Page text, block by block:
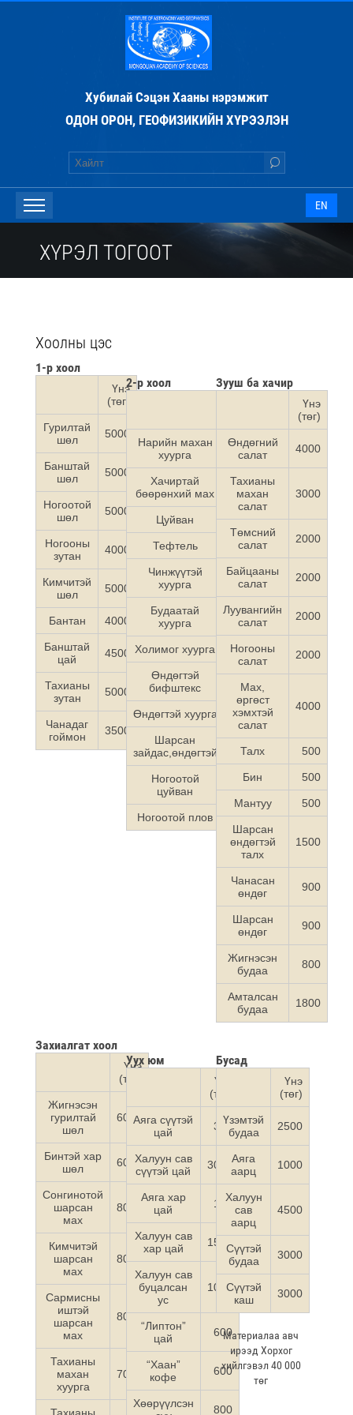
Хубилай Сэцэн Хааны нэрэмжит
ОДОН ОРОН, ГЕОФИЗИКИЙН ХҮРЭЭЛЭН
EN
ХҮРЭЛ ТОГООТ
Хоолны цэс
1-р хоол
Үнэ
(төг)
Гурилтай
шөл
5000
Банштай
шөл
5000
Ногоотой
шөл
5000
Ногооны
зутан
4000
Кимчитэй
шөл
5000
Бантан 4000
Банштай
цай
4500
Тахианы
зутан
5000
Чанадаг
гоймон
3500
2-р хоол
Нарийн махан
хуурга
8000
Хачиртай
бөөрөнхий мах
6500
Цуйван 7000
Тефтель 6500
Чинжүүтэй
хуурга
7500
Будаатай
хуурга
5000
Холимог хуурга 8000
Өндөгтэй
бифштекс
8000
Өндөгтэй хуурга 8000
Шарсан
зайдас,өндөгтэй
4500
Ногоотой
цуйван
4500
Ногоотой плов 4500
Зууш ба хачир
Үнэ
(төг)
Өндөгний
салат
4000
Тахианы
махан
салат
3000
Төмсний
салат
2000
Байцааны
салат
2000
Луувангийн
салат
2000
Ногооны
салат
2000
Мах,
өргөст
хэмхтэй
салат
4000
Талх 500
Бин 500
Мантуу 500
Шарсан
өндөгтэй
талх
1500
Чанасан
өндөг
900
Шарсан
өндөг
900
Жигнэсэн
будаа
800
Амталсан
будаа
1800
Захиалгат хоол
Үнэ
(төг)
Жигнэсэн
гурилтай
шөл
6000
Бинтэй хар
шөл
6000
Сонгинотой
шарсан
мах
8000
Кимчитэй
шарсан
мах
8000
Сармисны
иштэй
шарсан
мах
8000
Тахианы
махан
хуурга
7000
Уух юм
Үнэ
(төг)
Аяга сүүтэй
цай
350
Халуун сав
сүүтэй цай
3000
Аяга хар
цай
150
Халуун сав
хар цай
1500
Халуун сав
буцалсан
ус
1000
“Липтон”
цай
600
“Хаан”
кофе
600
Хөөрүүлсэн
800
Бусад
Үнэ
(төг)
Үзэмтэй
будаа
2500
Аяга
аарц
1000
Халуун
сав
аарц
4500
Сүүтэй
будаа
3000
Сүүтэй
каш
3000
Материалаа авч
ирээд Хорхог
хийлгэвэл 40 000
төг